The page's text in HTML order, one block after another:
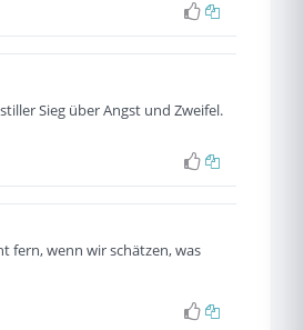
Sieg über Angst und Zweifel.
fern, wenn wir schätzen, was